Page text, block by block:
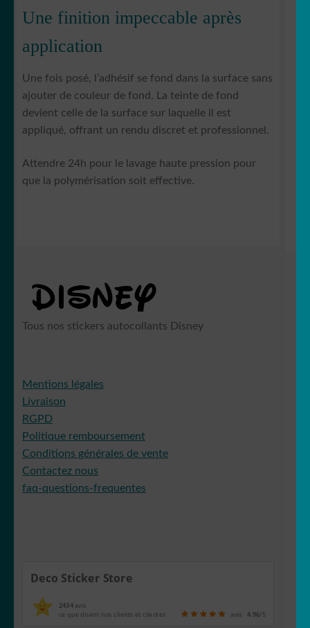
Une finition impeccable après
application
Une fois posé, l’adhésif se fond dans la surface sans
ajouter de couleur de fond. La teinte de fond
devient celle de la surface sur laquelle il est
appliqué, offrant un rendu discret et professionnel.
Attendre 24h pour le lavage haute pression pour
que la polymérisation soit effective.
Tous nos stickers autocollants Disney
Mentions légales
Livraison
RGPD
Politique remboursement
Conditions générales de vente
Contactez nous
faq-questions-frequentes
Deco Sticker Store
2434avis
ce que disent nos clients et clientes avis 4.96/5